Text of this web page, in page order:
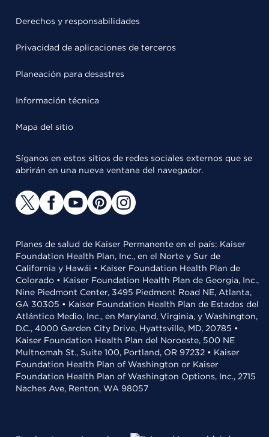
Derechos y responsabilidades
Privacidad de aplicaciones de terceros
Planeación para desastres
Información técnica
Mapa del sitio
Síganos en estos sitios de redes sociales externos que se
abrirán en una nueva ventana del navegador.
Planes de salud de Kaiser Permanente en el país: Kaiser
Foundation Health Plan, Inc., en el Norte y Sur de
California y Hawái • Kaiser Foundation Health Plan de
Colorado • Kaiser Foundation Health Plan de Georgia, Inc.,
Nine Piedmont Center, 3495 Piedmont Road NE, Atlanta,
GA 30305 • Kaiser Foundation Health Plan de Estados del
Atlántico Medio, Inc., en Maryland, Virginia, y Washington,
D.C., 4000 Garden City Drive, Hyattsville, MD, 20785 •
Kaiser Foundation Health Plan del Noroeste, 500 NE
Multnomah St., Suite 100, Portland, OR 97232 • Kaiser
Foundation Health Plan of Washington or Kaiser
Foundation Health Plan of Washington Options, Inc., 2715
Naches Ave, Renton, WA 98057